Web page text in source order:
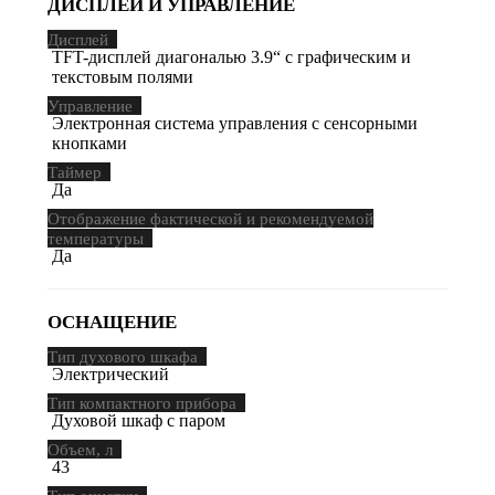
ДИСПЛЕЙ И УПРАВЛЕНИЕ
Дисплей
TFT-дисплей диагональю 3.9“ с графическим и
текстовым полями
Управление
Электронная система управления с сенсорными
кнопками
Таймер
Да
Отображение фактической и рекомендуемой
температуры
Да
ОСНАЩЕНИЕ
Тип духового шкафа
Электрический
Тип компактного прибора
Духовой шкаф с паром
Объем, л
43